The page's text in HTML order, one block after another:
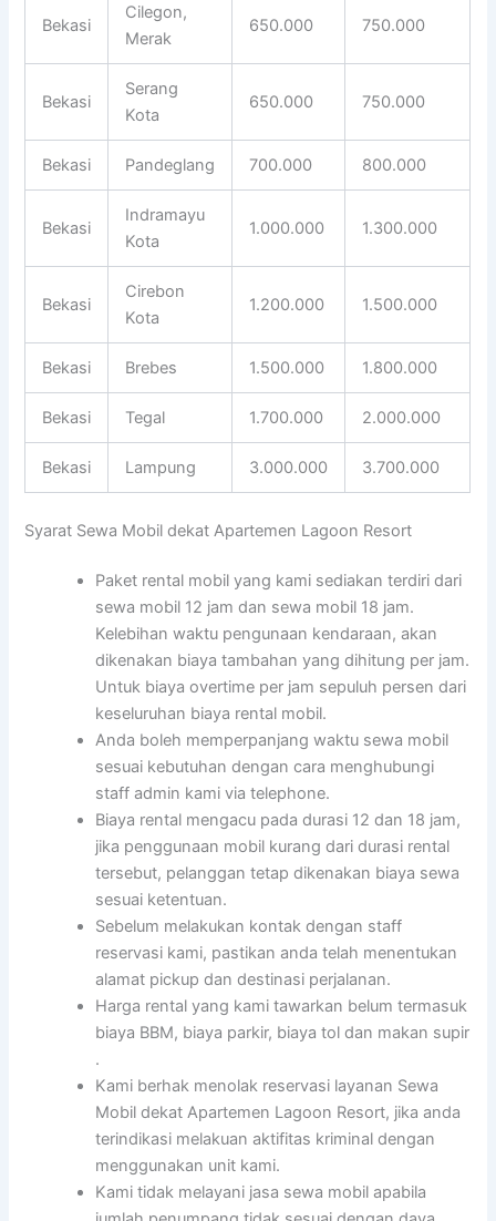
Bekasi
Cilegon,
Merak
650.000 750.000
Bekasi
Serang
Kota
650.000 750.000
Bekasi Pandeglang 700.000 800.000
Bekasi
Indramayu
Kota
1.000.000 1.300.000
Bekasi
Cirebon
Kota
1.200.000 1.500.000
Bekasi Brebes 1.500.000 1.800.000
Bekasi Tegal 1.700.000 2.000.000
Bekasi Lampung 3.000.000 3.700.000
Syarat Sewa Mobil dekat Apartemen Lagoon Resort
Paket rental mobil yang kami sediakan terdiri dari
sewa mobil 12 jam dan sewa mobil 18 jam.
Kelebihan waktu pengunaan kendaraan, akan
dikenakan biaya tambahan yang dihitung per jam.
Untuk biaya overtime per jam sepuluh persen dari
keseluruhan biaya rental mobil.
Anda boleh memperpanjang waktu sewa mobil
sesuai kebutuhan dengan cara menghubungi
staff admin kami via telephone.
Biaya rental mengacu pada durasi 12 dan 18 jam,
jika penggunaan mobil kurang dari durasi rental
tersebut, pelanggan tetap dikenakan biaya sewa
sesuai ketentuan.
Sebelum melakukan kontak dengan staff
reservasi kami, pastikan anda telah menentukan
alamat pickup dan destinasi perjalanan.
Harga rental yang kami tawarkan belum termasuk
biaya BBM, biaya parkir, biaya tol dan makan supir
.
Kami berhak menolak reservasi layanan Sewa
Mobil dekat Apartemen Lagoon Resort, jika anda
terindikasi melakuan aktifitas kriminal dengan
menggunakan unit kami.
Kami tidak melayani jasa sewa mobil apabila